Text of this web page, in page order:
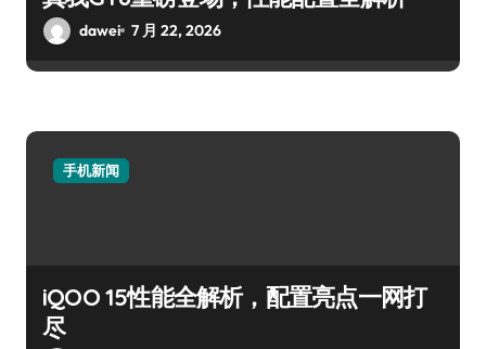
dawei 7 月 22, 2026
手机新闻
iQOO 15性能全解析，配置亮点一网打
尽